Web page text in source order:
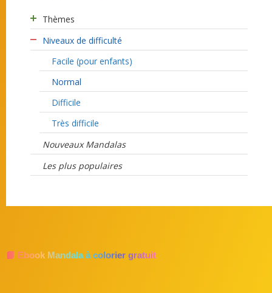
Thèmes
Niveaux de difficulté
Facile (pour enfants)
Normal
Difficile
Très difficile
Nouveaux Mandalas
Les plus populaires
📘 Ebook Mandala à colorier gratuit